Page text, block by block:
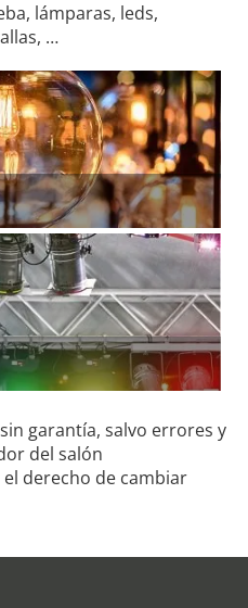
lámparas, leds,
…
garantía, salvo errores y
del salón
derecho de cambiar